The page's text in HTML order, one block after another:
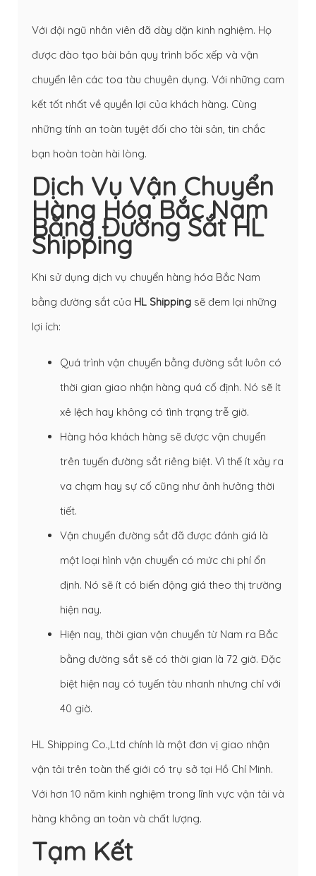
Với đội ngũ nhân viên đã dày dặn kinh nghiệm. Họ
được đào tạo bài bản quy trình bốc xếp và vận
chuyển lên các toa tàu chuyên dụng. Với những cam
kết tốt nhất về quyền lợi của khách hàng. Cùng
những tính an toàn tuyệt đối cho tài sản, tin chắc
bạn hoàn toàn hài lòng.
Dịch Vụ Vận Chuyển
Hàng Hóa Bắc Nam
Bằng Đường Sắt HL
Shipping
Khi sử dụng dịch vụ chuyển hàng hóa Bắc Nam
bằng đường sắt của HL Shipping sẽ đem lại những
lợi ích:
Quá trình vận chuyển bằng đường sắt luôn có
thời gian giao nhận hàng quá cố định. Nó sẽ ít
xê lệch hay không có tình trạng trễ giờ.
Hàng hóa khách hàng sẽ được vận chuyển
trên tuyến đường sắt riêng biệt. Vì thế ít xảy ra
va chạm hay sự cố cũng như ảnh hưởng thời
tiết.
Vận chuyển đường sắt đã được đánh giá là
một loại hình vận chuyển có mức chi phí ổn
định. Nó sẽ ít có biến động giá theo thị trường
hiện nay.
Hiện nay, thời gian vận chuyển từ Nam ra Bắc
bằng đường sắt sẽ có thời gian là 72 giờ. Đặc
biệt hiện nay có tuyến tàu nhanh nhưng chỉ với
40 giờ.
HL Shipping Co.,Ltd chính là một đơn vị giao nhận
vận tải trên toàn thế giới có trụ sở tại Hồ Chí Minh.
Với hơn 10 năm kinh nghiệm trong lĩnh vực vận tải và
hàng không an toàn và chất lượng.
Tạm Kết